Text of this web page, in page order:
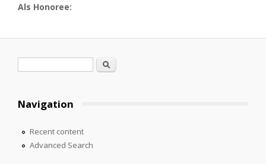
Als Honoree:
Search
Navigation
Recent content
Advanced Search